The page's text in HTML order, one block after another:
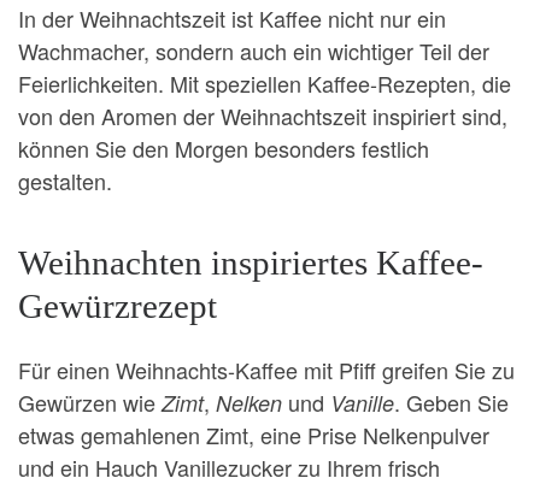
In der Weihnachtszeit ist Kaffee nicht nur ein
Wachmacher, sondern auch ein wichtiger Teil der
Feierlichkeiten. Mit speziellen Kaffee-Rezepten, die
von den Aromen der Weihnachtszeit inspiriert sind,
können Sie den Morgen besonders festlich
gestalten.
Weihnachten inspiriertes Kaffee-
Gewürzrezept
Für einen Weihnachts-Kaffee mit Pfiff greifen Sie zu
Gewürzen wieZimt, Nelken und Vanille. Geben Sie
etwas gemahlenen Zimt, eine Prise Nelkenpulver
und ein Hauch Vanillezucker zu Ihrem frisch